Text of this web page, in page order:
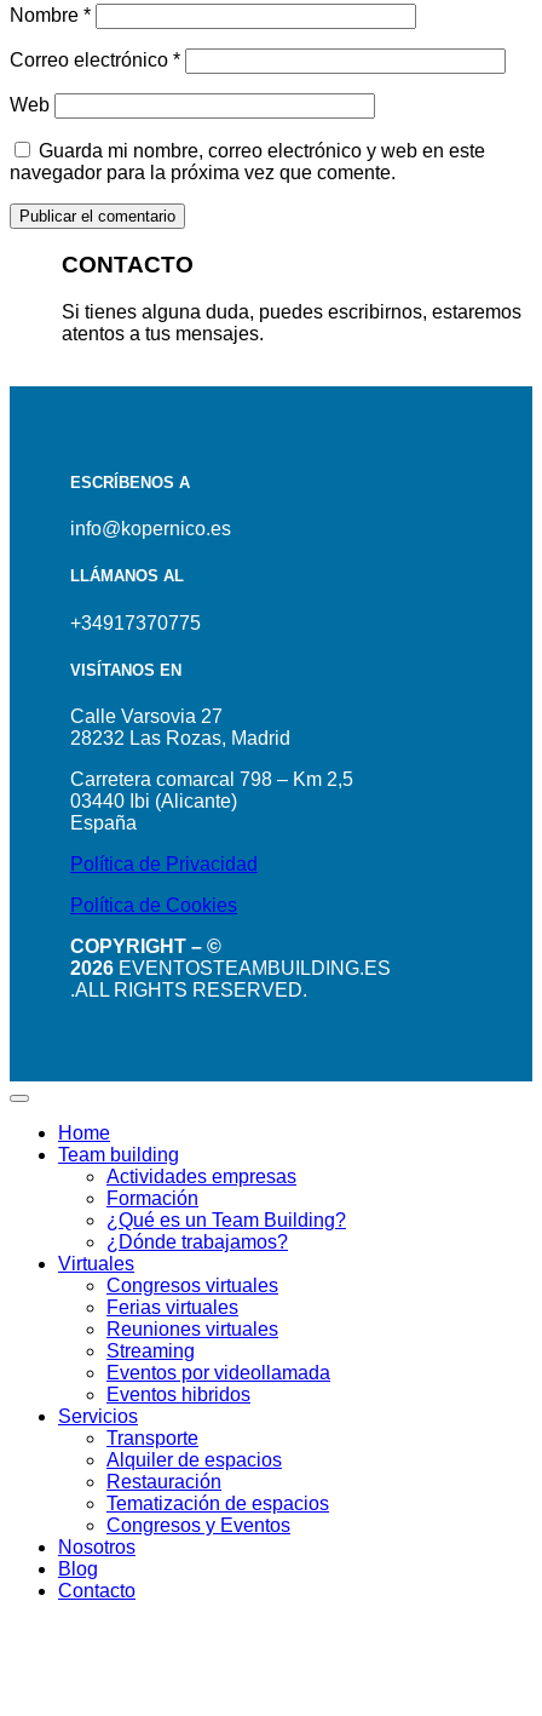
Nombre *
Correo electrónico *
Web
Guarda mi nombre, correo electrónico y web en este
navegador para la próxima vez que comente.
CONTACTO
Si tienes alguna duda, puedes escribirnos, estaremos
atentos a tus mensajes.
ESCRÍBENOS A
info@kopernico.es
LLÁMANOS AL
+34917370775
VISÍTANOS EN
Calle Varsovia 27
28232 Las Rozas, Madrid
Carretera comarcal 798 – Km 2,5
03440 Ibi (Alicante)
España
Política de Privacidad
Política de Cookies
COPYRIGHT – ©
2026 EVENTOSTEAMBUILDING.ES
.ALL RIGHTS RESERVED.
Home
Team building
Actividades empresas
Formación
¿Qué es un Team Building?
¿Dónde trabajamos?
Virtuales
Congresos virtuales
Ferias virtuales
Reuniones virtuales
Streaming
Eventos por videollamada
Eventos hibridos
Servicios
Transporte
Alquiler de espacios
Restauración
Tematización de espacios
Congresos y Eventos
Nosotros
Blog
Contacto